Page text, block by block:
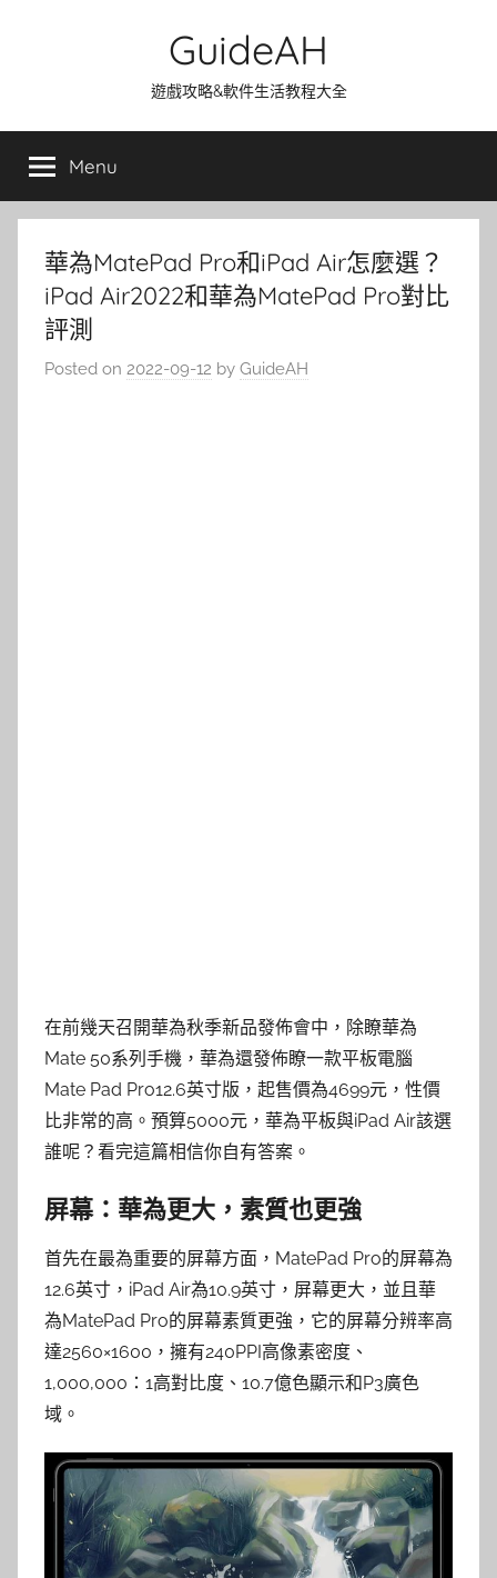
GuideAH
遊戲攻略&軟件生活教程大全
Menu
華為MatePad Pro和iPad Air怎麼選？
iPad Air2022和華為MatePad Pro對比
評測
Posted on 2022-09-12 by GuideAH
在前幾天召開華為秋季新品發佈會中，除瞭華為
Mate 50系列手機，華為還發佈瞭一款平板電腦
Mate Pad Pro12.6英寸版，起售價為4699元，性價
比非常的高。預算5000元，華為平板與iPad Air該選
誰呢？看完這篇相信你自有答案。
屏幕：華為更大，素質也更強
首先在最為重要的屏幕方面，MatePad Pro的屏幕為
12.6英寸，iPad Air為10.9英寸，屏幕更大，並且華
為MatePad Pro的屏幕素質更強，它的屏幕分辨率高
達2560×1600，擁有240PPI高像素密度、
1,000,000：1高對比度、10.7億色顯示和P3廣色
域。